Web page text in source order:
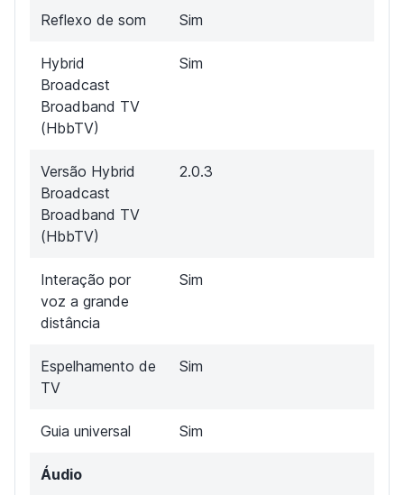
Reflexo de som Sim
Hybrid
Broadcast
Broadband TV
(HbbTV)
Sim
Versão Hybrid
Broadcast
Broadband TV
(HbbTV)
2.0.3
Interação por
voz a grande
distância
Sim
Espelhamento de
TV
Sim
Guia universal Sim
Áudio